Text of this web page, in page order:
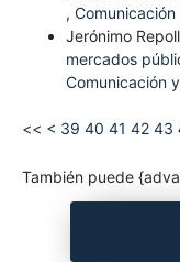
,
Jerónimo
mercados
Comunicación
<< < 39 40 41 42 43
También puede